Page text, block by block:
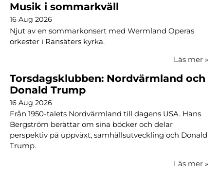
Musik i sommarkväll
16 Aug 2026
Njut av en sommarkonsert med Wermland Operas
orkester i Ransäters kyrka.
Läs mer »
Torsdagsklubben: Nordvärmland och
Donald Trump
16 Aug 2026
Från 1950-talets Nordvärmland till dagens USA. Hans
Bergström berättar om sina böcker och delar
perspektiv på uppväxt, samhällsutveckling och Donald
Trump.
Läs mer »